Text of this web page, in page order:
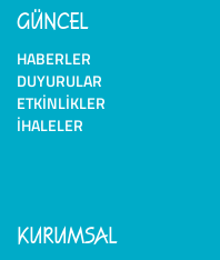
GÜNCEL
HABERLER
DUYURULAR
ETKINLIKLER
İHALELER
KURUMSAL